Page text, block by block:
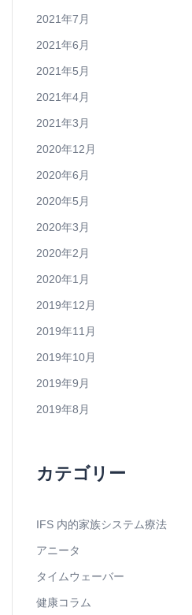
2021年7月
2021年6月
2021年5月
2021年4月
2021年3月
2020年12月
2020年6月
2020年5月
2020年3月
2020年2月
2020年1月
2019年12月
2019年11月
2019年10月
2019年9月
2019年8月
カテゴリー
IFS 内的家族システム療法
アニータ
タイムウェーバー
健康コラム